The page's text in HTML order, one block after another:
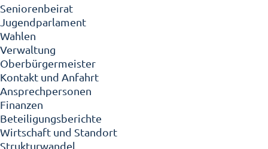
Seniorenbeirat
Jugendparlament
Wahlen
Verwaltung
Oberbürgermeister
Kontakt und Anfahrt
Ansprechpersonen
Finanzen
Beteiligungsberichte
Wirtschaft und Standort
Strukturwandel